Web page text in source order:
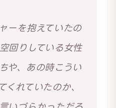
ーを抱えていたの
回りしている女性
や、あの時こうい
くれていたのか、